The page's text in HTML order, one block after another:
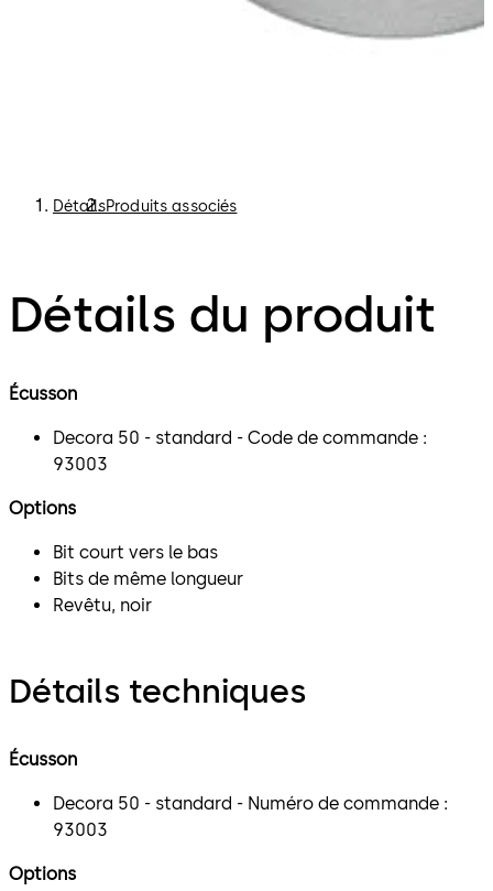
DétailsProduits associés
Détails du produit
Écusson
Decora 50 - standard - Code de commande :
93003
Options
Bit court vers le bas
Bits de même longueur
Revêtu, noir
Détails techniques
Écusson
Decora 50 - standard - Numéro de commande :
93003
Options